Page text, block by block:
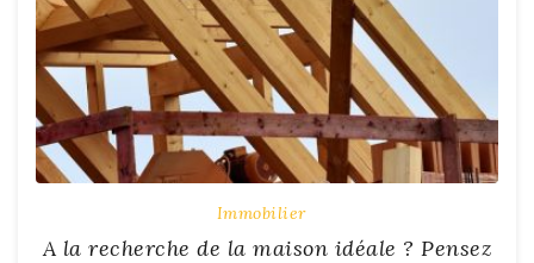
Immobilier
A la recherche de la maison idéale ? Pensez